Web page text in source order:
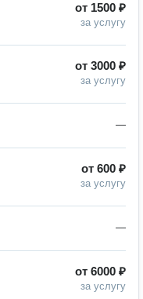
от 1500 ₽
за услугу
от 3000 ₽
за услугу
—
от 600 ₽
за услугу
—
от 6000 ₽
за услугу